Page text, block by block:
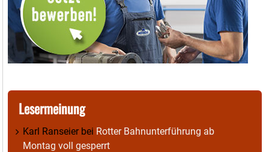
Lesermeinung
Karl Ranseierbei Rotter Bahnunterführung ab
Montag voll gesperrt